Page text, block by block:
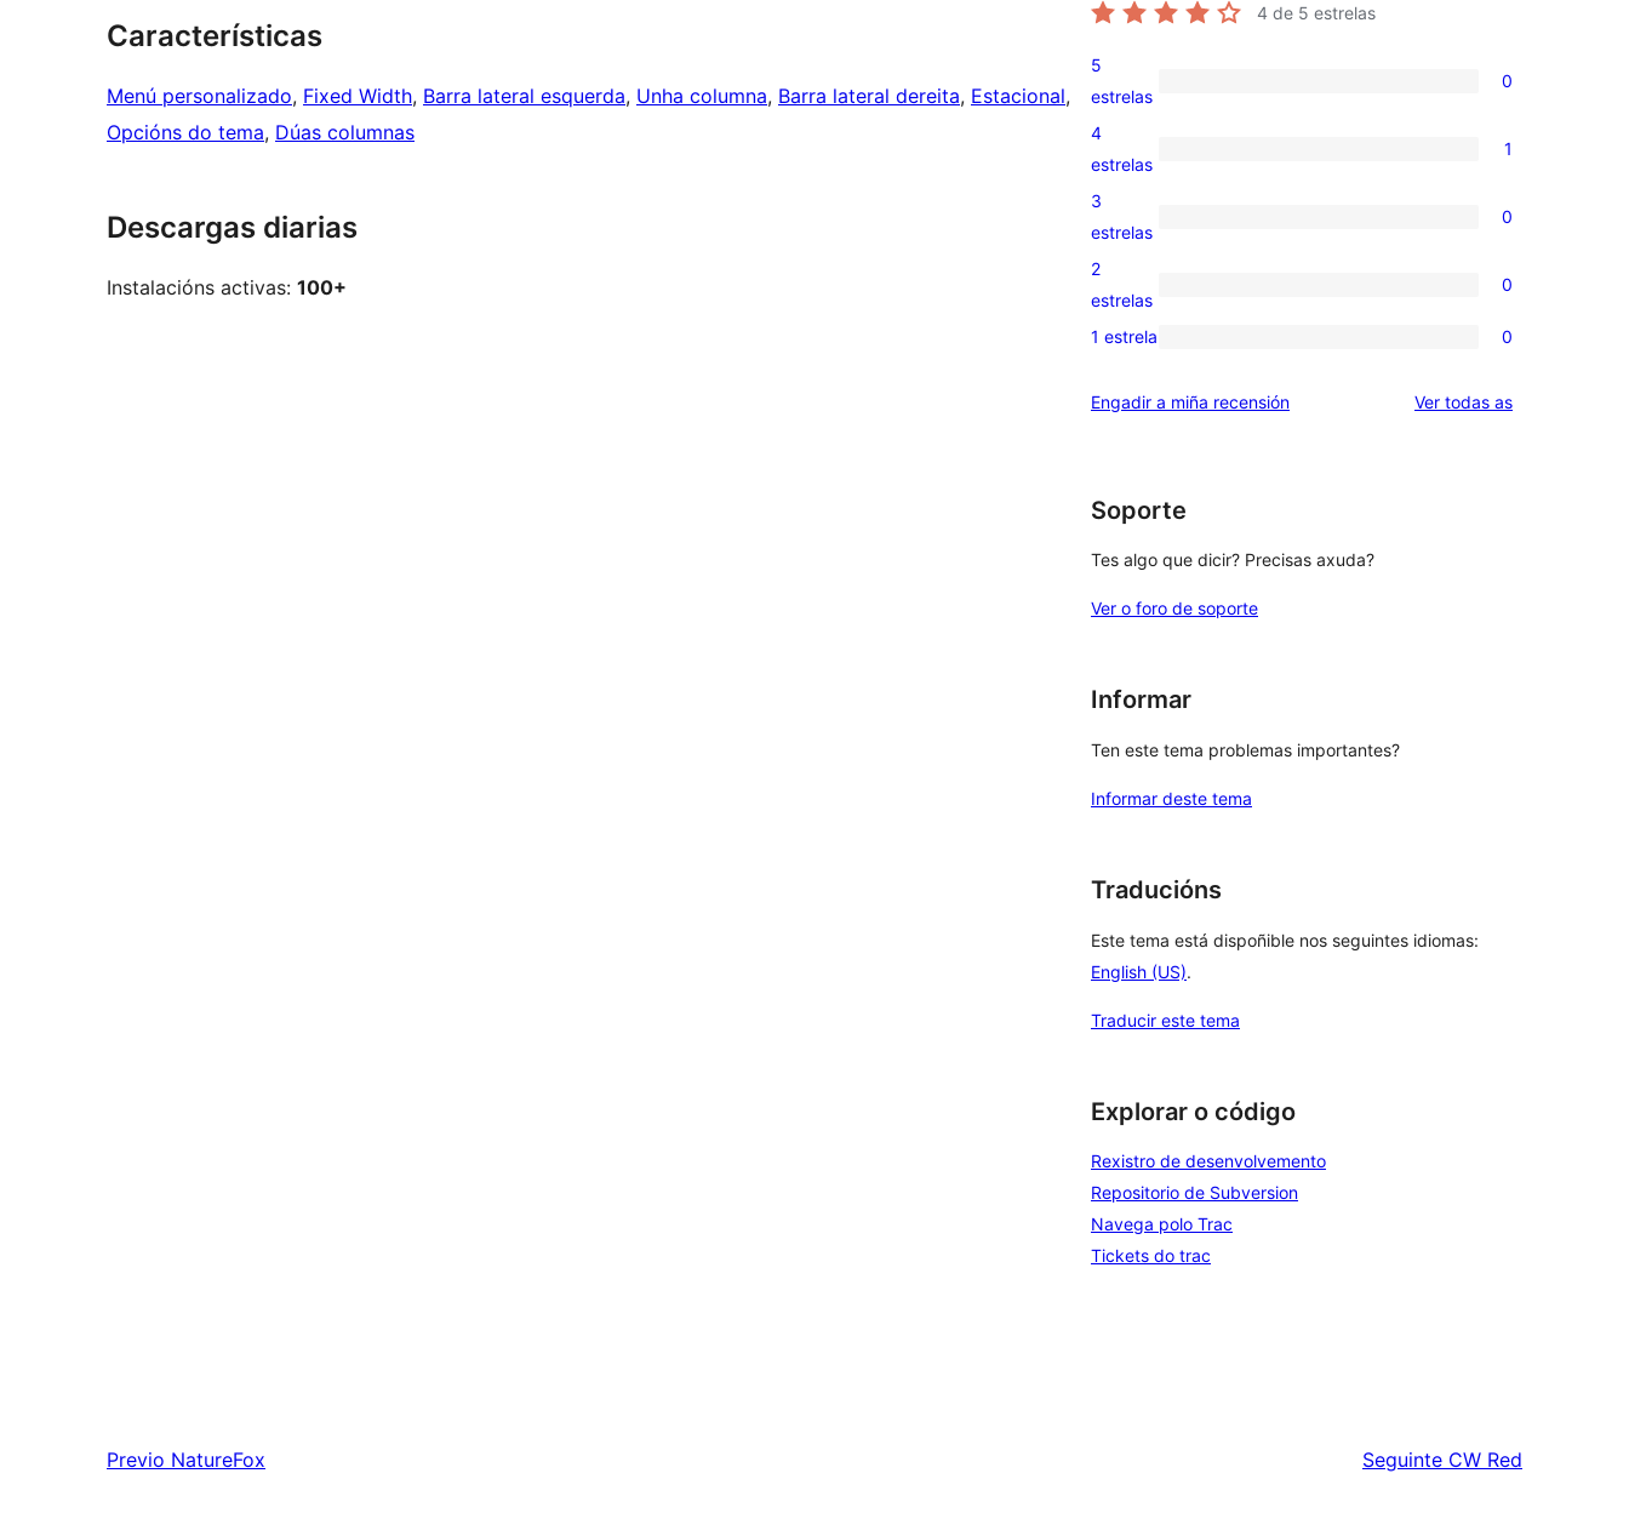
Características
Menú personalizado, Fixed Width, Barra lateral esquerda, Unha columna, Barra lateral dereita, Estacional
Opcións do tema, Dúas columnas
Descargas diarias
Instalacións activas: 100+
4 de 5 estrelas
0
valoracións
de
5
estrelas
0
1
valoración
de
4
estrelas
1
0
valoracións
de
3
estrelas
0
0
valoracións
2
2
estrelas
0
0
de
1 estrela 0
Engadir a miña recensión Ver todas asvaloracións
Soporte
Tes algo que dicir? Precisas axuda?
Ver o foro de soporte
Informar
Ten este tema problemas importantes?
Informar deste tema
Traducións
Este tema está dispoñible nos seguintes idiomas:
English (US).
Traducir este tema
Explorar o código
Rexistro de desenvolvemento
Repositorio de Subversion
Navega polo Trac
Tickets do trac
Previo NatureFox Seguinte CW Red